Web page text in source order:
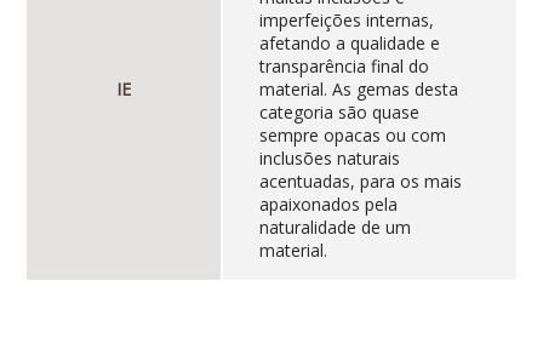
IE
imperfeições internas,
afetando a qualidade e
transparência final do
material. As gemas desta
categoria são quase
sempre opacas ou com
inclusões naturais
acentuadas, para os mais
apaixonados pela
naturalidade de um
material.